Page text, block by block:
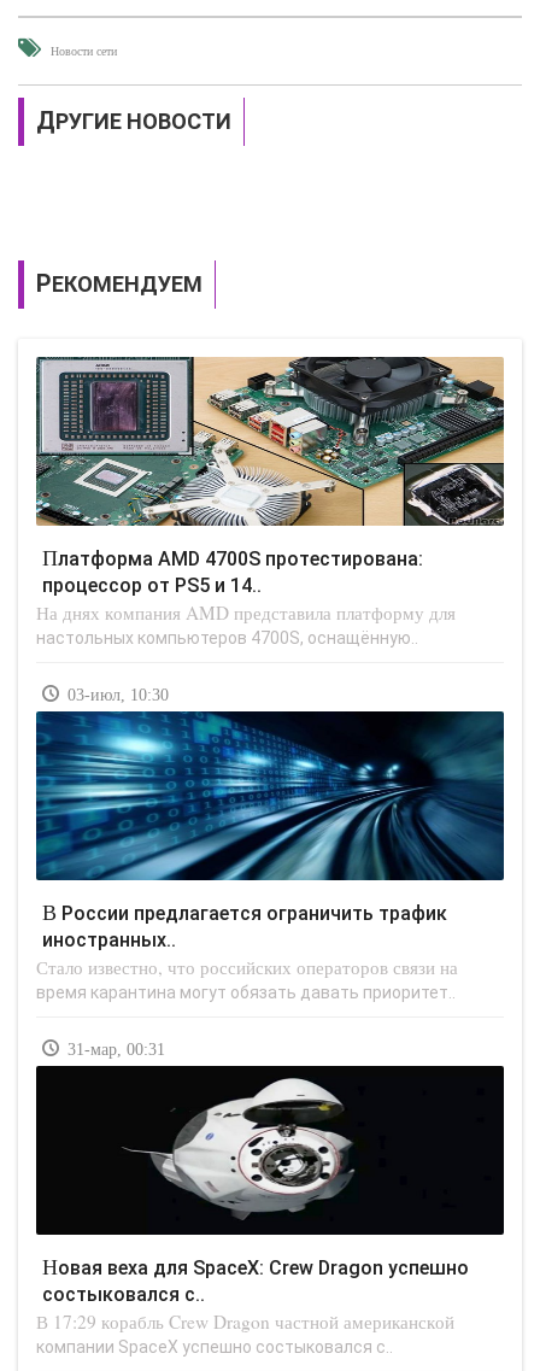
Новости сети
ДРУГИЕ НОВОСТИ
РЕКОМЕНДУЕМ
Платформа AMD 4700S протестирована:
процессор от PS5 и 14..
На днях компания AMD представила платформу для
настольных компьютеров 4700S, оснащённую..
03-июл, 10:30
В России предлагается ограничить трафик
иностранных..
Стало известно, что российских операторов связи на
время карантина могут обязать давать приоритет..
31-мар, 00:31
Новая веха для SpaceX: Crew Dragon успешно
состыковался с..
В 17:29 корабль Crew Dragon частной американской
компании SpaceX успешно состыковался с..